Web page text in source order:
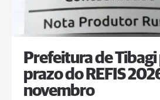
Prefeitura de
prazo do REFIS
novembro